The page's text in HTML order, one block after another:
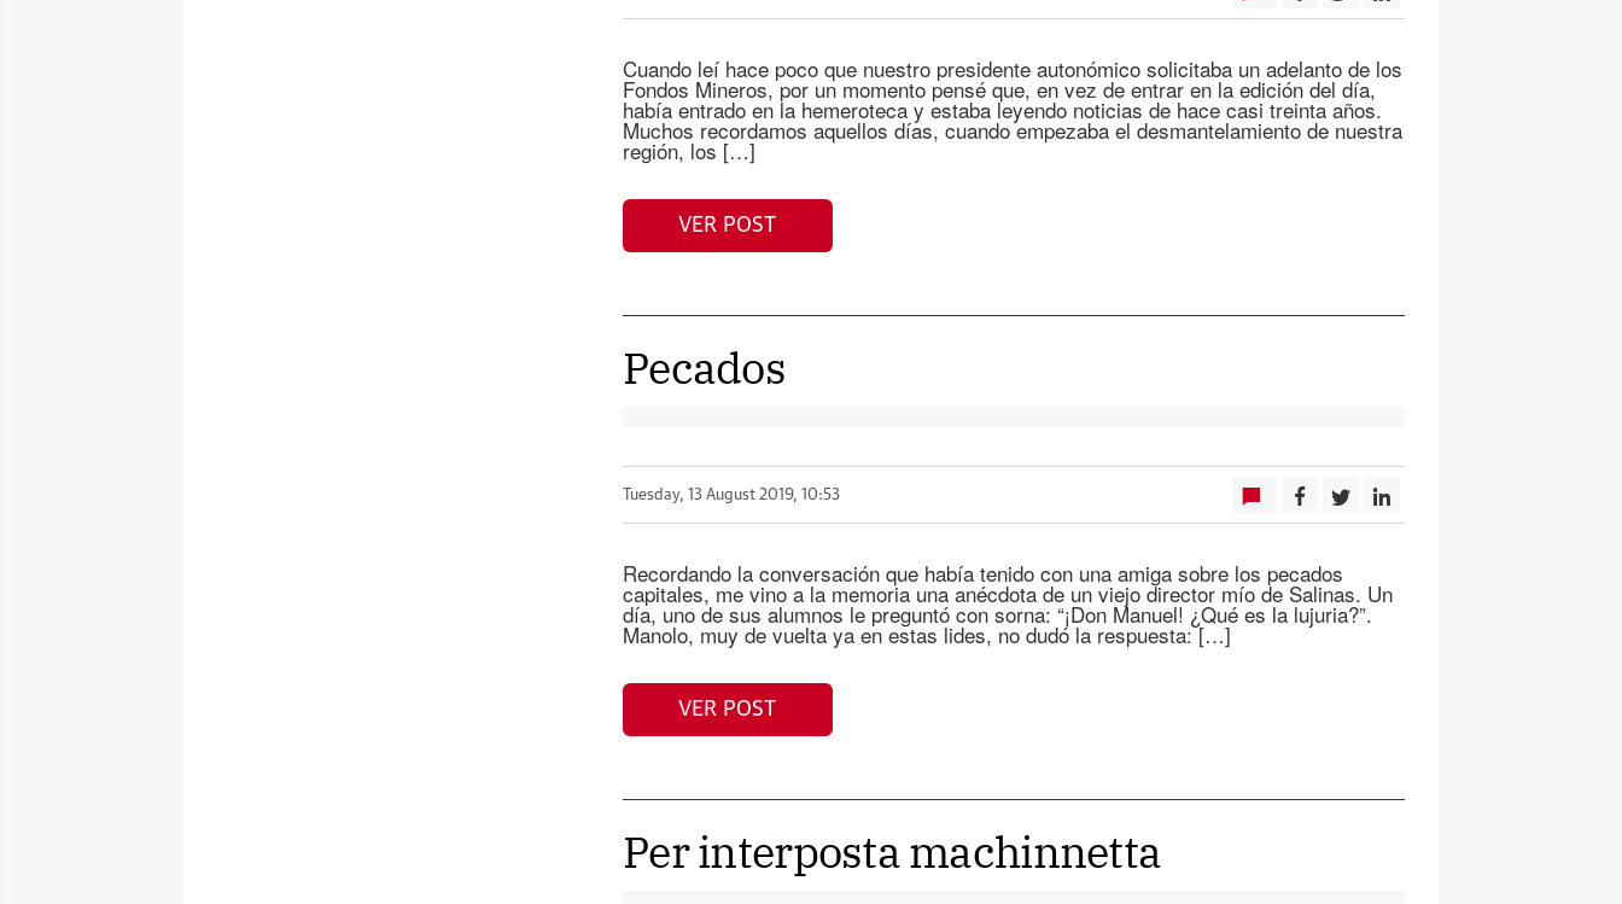
Cuando leí hace poco que nuestro presidente autonómico solicitaba un adelanto de los
Fondos Mineros, por un momento pensé que, en vez de entrar en la edición del día,
había entrado en la hemeroteca y estaba leyendo noticias de hace casi treinta años.
Muchos recordamos aquellos días, cuando empezaba el desmantelamiento de nuestra
región, los […]
VER POST
Pecados
Tuesday, 13 August 2019, 10:53
Recordando la conversación que había tenido con una amiga sobre los pecados
capitales, me vino a la memoria una anécdota de un viejo director mío de Salinas. Un
día, uno de sus alumnos le preguntó con sorna: “¡Don Manuel! ¿Qué es la lujuria?”.
Manolo, muy de vuelta ya en estas lides, no dudó la respuesta: […]
VER POST
Per interposta machinnetta